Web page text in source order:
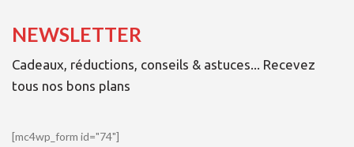
NEWSLETTER
Cadeaux, réductions, conseils & astuces... Recevez
tous nos bons plans
[mc4wp_form id="74"]